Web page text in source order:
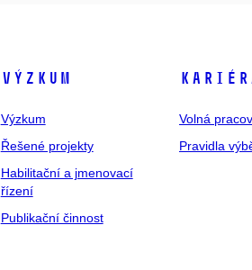
Výzkum
Výzkum
Řešené projekty
Habilitační a jmenovací
řízení
Publikační činnost
Volná
Pravidla